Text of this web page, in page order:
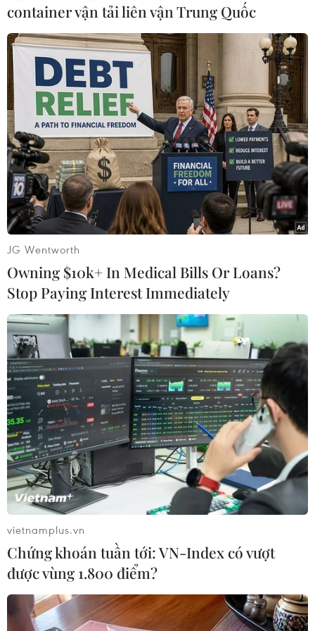
IEA điều chỉnh hạ dự báo
về nhu cầu tiêu thụ dầu
mỏ năm 2024
Theo IEA, lượng tiêu thụ nhiên liệu
trên thế giới năm nay sẽ tăng 1,1
triệu thùng/ngày, thấp hơn
khoảng 140.000 thùng so với con
số được đưa ra trong báo cáo
tháng trước.
#Cắt giảm sản lượng #OPEC
#Lãi suất cao
#Tổ chức Các nước Xuất khẩu Dầu mỏ
Theo dõi VietnamPlus
container vận tải liên vận Trung Quốc
JG Wentworth
Owning $10k+ In Medical Bills Or Loans?
Stop Paying Interest Immediately
vietnamplus.vn
Chứng khoán tuần tới: VN-Index có vượt
được vùng 1.800 điểm?